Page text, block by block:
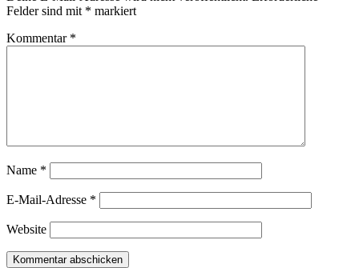
Felder sind mit * markiert
Kommentar *
Name *
E-Mail-Adresse *
Website